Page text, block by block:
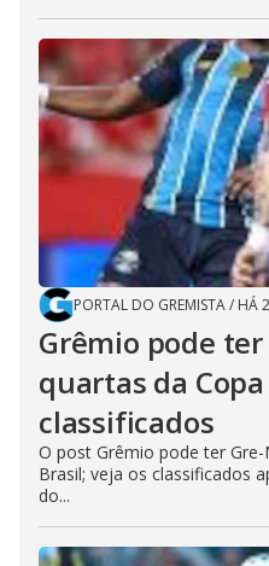
PORTAL DO GREMISTA/ HÁ
Grêmio pode
quartas da
classificados
O post Grêmio pode ter
Brasil; veja os classificados
do...